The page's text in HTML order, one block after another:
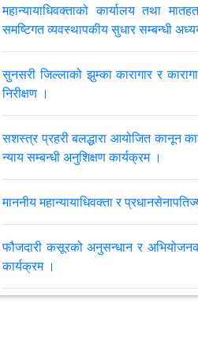
मिति २०८३।०२।१६ र १७ गते लुम्बिनी
सरकारी वकीलहरूको प्रादेशिक
योजनाका प्रस्तावित क्रियाकलाप
महान्यायाधिवक्ताको कार्यालय तथा
समष्टिगत व्यवस्थापकीय सुधार सम्बन्धी
सुनसरी जिल्लाको झुम्का कारागार र
निरीक्षण ।
सशस्त्र प्रहरी बलद्धारा आयोजित कानून
न्याय सम्बन्धी अनुशिक्षण कार्यक्रम ।
माननीय महान्यायाधिवक्ता र
फौजदारी कसूरको अनुसन्धान र
कार्यक्रम ।